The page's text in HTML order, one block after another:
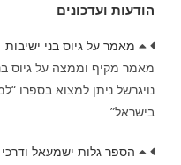
הודעות ועדכונים
מאמר על גיוס בני ישיבות
מאמר מקיף וממצה על גיוס
נויגרשל ניתן למצוא בספרו
בישראל”
הספר גלות ישמעאל